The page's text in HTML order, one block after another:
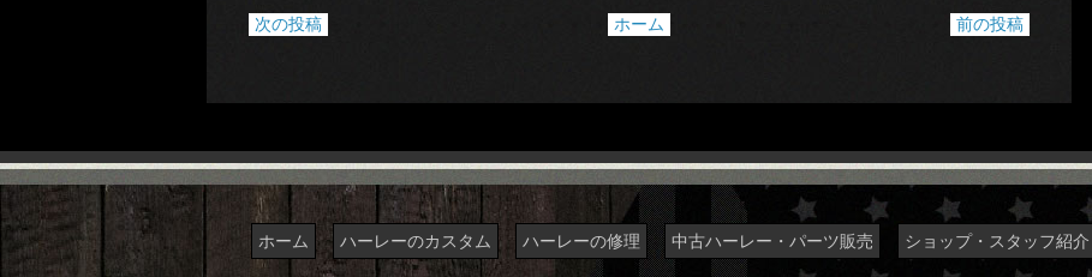
次の投稿 前の投稿
ホーム
ホーム ハーレーのカスタム ハーレーの修理 中古ハーレー・パーツ販売 ショップ・スタッフ紹介